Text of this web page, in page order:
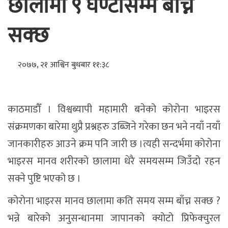
सक्छ
२०७७, २१ आश्विन बुधबार ११:३८
काठमाडौँ । विश्वब्यापी महामारी बनेको कोरोना भाइरस
संक्रमणका बारेमा थुप्रै प्रश्नहरु उब्जिने गरेका छन भने नयाँ नयाँ
जानकारीहरु आउने क्रम पनि जारी छ ।त्यही सन्दर्भमा कोरोना
भाइरस मानव शरीरको छालामा धेरै समयसम्म जिउँदो रहन
सक्ने पुष्टि भएको छ ।
कोरोना भाइरस मानव छालामा कति समय सम्म बाँच्न सक्छ ?
भन्ने बारेको अनुसन्धानमा जापानको क्योटो प्रिफेक्चुरल